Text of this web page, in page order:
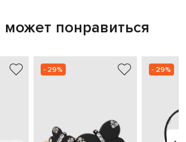
понравиться
- 29% - 29%